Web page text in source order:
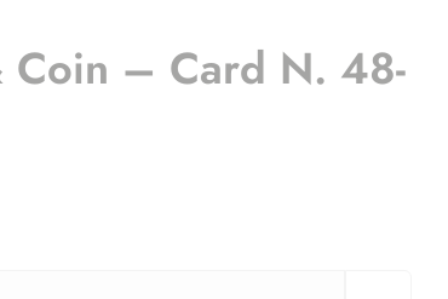
Coin – Card N. 48-